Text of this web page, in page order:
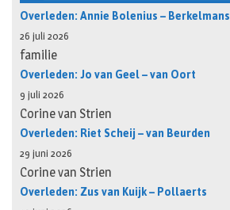
Overleden: Annie Bolenius – Berkelmans
26 juli 2026
familie
Overleden: Jo van Geel – van Oort
9 juli 2026
Corine van Strien
Overleden: Riet Scheij – van Beurden
29 juni 2026
Corine van Strien
Overleden: Zus van Kuijk – Pollaerts